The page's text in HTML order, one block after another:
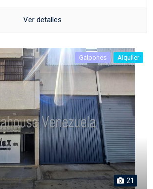
Ver detalles
Galpones Alquiler
21